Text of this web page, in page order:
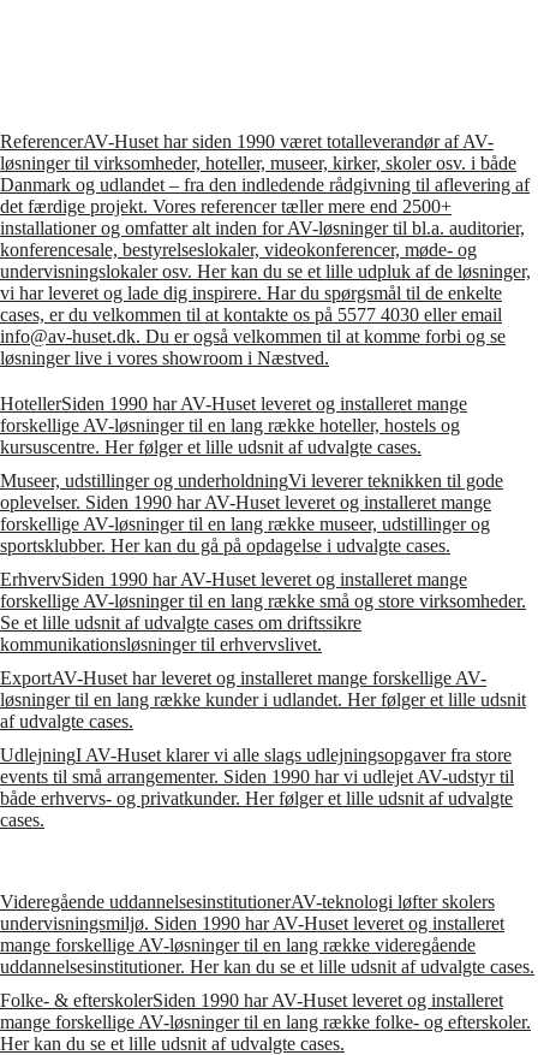
ReferencerAV-Huset har siden 1990 været totalleverandør af AV-
løsninger til virksomheder, hoteller, museer, kirker, skoler osv. i både
Danmark og udlandet – fra den indledende rådgivning til aflevering af
det færdige projekt. Vores referencer tæller mere end 2500+
installationer og omfatter alt inden for AV-løsninger til bl.a. auditorier,
konferencesale, bestyrelseslokaler, videokonferencer, møde- og
undervisningslokaler osv. Her kan du se et lille udpluk af de løsninger,
vi har leveret og lade dig inspirere. Har du spørgsmål til de enkelte
cases, er du velkommen til at kontakte os på 5577 4030 eller email
info@av-huset.dk. Du er også velkommen til at komme forbi og se
løsninger live i vores showroom i Næstved.
HotellerSiden 1990 har AV-Huset leveret og installeret mange
forskellige AV-løsninger til en lang række hoteller, hostels og
kursuscentre. Her følger et lille udsnit af udvalgte cases.
Museer, udstillinger og underholdningVi leverer teknikken til gode
oplevelser. Siden 1990 har AV-Huset leveret og installeret mange
forskellige AV-løsninger til en lang række museer, udstillinger og
sportsklubber. Her kan du gå på opdagelse i udvalgte cases.
ErhvervSiden 1990 har AV-Huset leveret og installeret mange
forskellige AV-løsninger til en lang række små og store virksomheder.
Se et lille udsnit af udvalgte cases om driftssikre
kommunikationsløsninger til erhvervslivet.
ExportAV-Huset har leveret og installeret mange forskellige AV-
løsninger til en lang række kunder i udlandet. Her følger et lille udsnit
af udvalgte cases.
UdlejningI AV-Huset klarer vi alle slags udlejningsopgaver fra store
events til små arrangementer. Siden 1990 har vi udlejet AV-udstyr til
både erhvervs- og privatkunder. Her følger et lille udsnit af udvalgte
cases.
Videregående uddannelsesinstitutionerAV-teknologi løfter skolers
undervisningsmiljø. Siden 1990 har AV-Huset leveret og installeret
mange forskellige AV-løsninger til en lang række videregående
uddannelsesinstitutioner. Her kan du se et lille udsnit af udvalgte cases.
Folke- & efterskolerSiden 1990 har AV-Huset leveret og installeret
mange forskellige AV-løsninger til en lang række folke- og efterskoler.
Her kan du se et lille udsnit af udvalgte cases.